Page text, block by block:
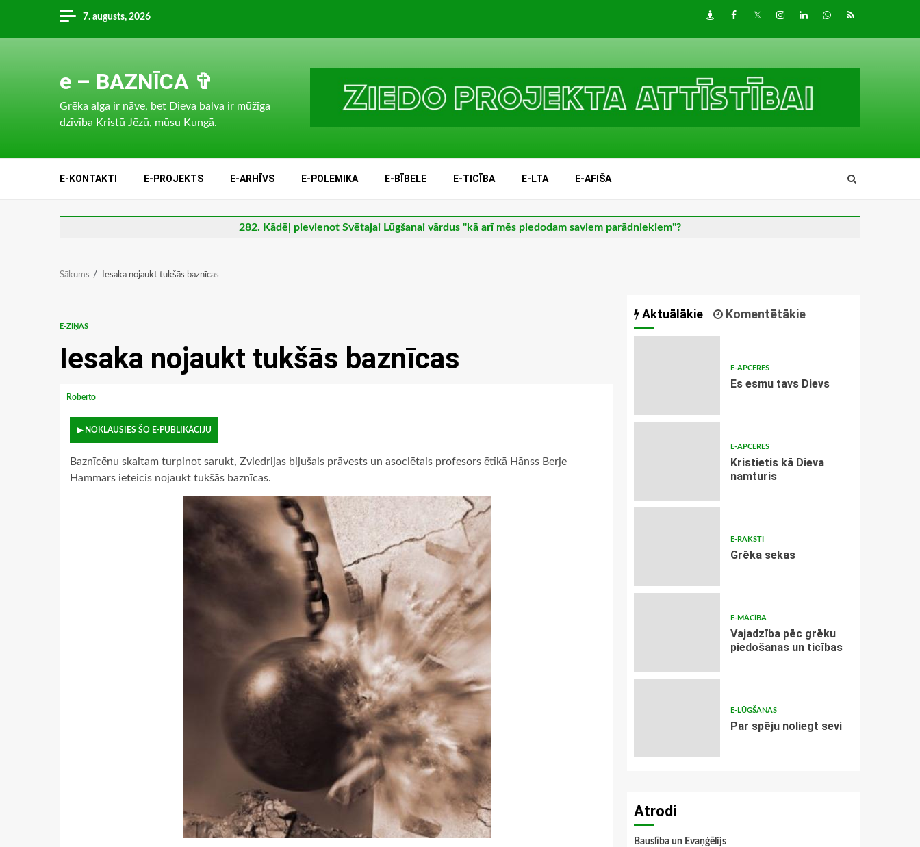
content
7. augusts, 2026 DraugiemFacebook
TwitterInstagram
LinkedInwhatsapp
RSS
e – BAZNĪCA ✞
Grēka alga ir nāve, bet Dieva balva ir mūžīga
dzīvība Kristū Jēzū, mūsu Kungā.
E-KONTAKTI E-PROJEKTS E-ARHĪVS E-POLEMIKA E-BĪBELE E-TICĪBA E-LTA E-AFIŠA
282. Kādēļ pievienot Svētajai Lūgšanai vārdus "kā arī mēs piedodam saviem parādniekiem"?
Sākums Iesaka nojaukt tukšās baznīcas
E-ZIŅAS
Iesaka nojaukt tukšās baznīcas
Roberto
▶ NOKLAUSIES ŠO E-PUBLIKĀCIJU
Baznīcēnu skaitam turpinot sarukt, Zviedrijas bijušais prāvests un asociētais profesors ētikā Hānss Berje
Hammars ieteicis nojaukt tukšās baznīcas.
Aktuālākie Komentētākie
E-APCERES
Es esmu tavs Dievs
E-APCERES
Kristietis kā Dieva
namturis
E-RAKSTI
Grēka sekas
E-MĀCĪBA
Vajadzība pēc grēku
piedošanas un ticības
E-LŪGŠANAS
Par spēju noliegt sevi
Atrodi
Bauslība un Evaņģēlijs